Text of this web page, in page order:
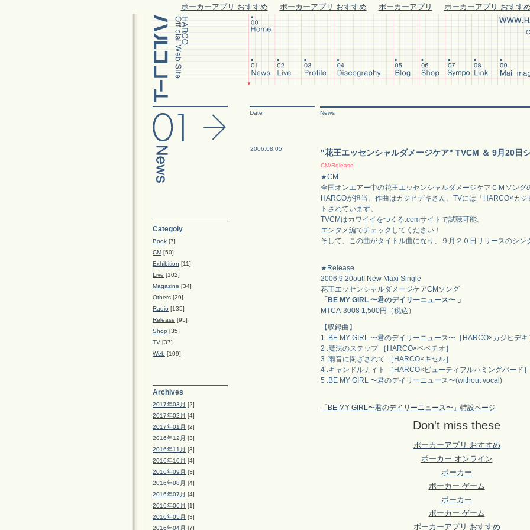
ポーカーアプリ おすすめ ポーカーアプリ おすすめ ポーカーアプリ ポーカーアプリ おすす
Categoly
Book [7]
CM [50]
Exhibition [11]
Live [102]
Magazine [34]
Others [29]
Radio [135]
Release [95]
Shop [35]
TV [37]
Web [109]
Archives
2017年03月 [2]
2017年02月 [4]
2017年01月 [2]
2016年12月 [3]
2016年11月 [3]
2016年10月 [4]
2016年09月 [3]
2016年08月 [4]
2016年07月 [4]
2016年06月 [1]
2016年05月 [3]
2016年04月 [7]
Date News
2006.08.05 "花王エッセンシャルダメージケア" TVCM ＆ 9月20日
CM/Release
★CM
全国オンエアー中の花王エッセンシャルダメージケアＣＭソング
HARCOが担当。作曲はカジヒデキさん。TVには「HARCO×カ
トされています。
TVCMはカワイイをつくる.comサイトで試聴可能。
エンタメ編でチェックしてください！
そして、この曲がタイトル曲になり、９月２０日リリースのシン
★Release
2006.9.20out! New Maxi Single
花王エッセンシャルダメージケアCMソング
「BE MY GIRL 〜君のデイリーニュース〜 」
MTCA-3008 1,500円（税込）
【収録曲】
1 .BE MY GIRL 〜君のデイリーニュース〜［HARCO×カジヒデキ
2 .魔法のステップ ［HARCO×ベベチオ］
3 .雨音に閉ざされて ［HARCO×キセル］
4 .キャンドルナイト ［HARCO×ビューティフルハミングバード］
5 .BE MY GIRL 〜君のデイリーニュース〜(without vocal)
「BE MY GIRL〜君のデイリーニュース〜」特設ページ
Don't miss these
ポーカーアプリ おすすめ
ポーカー オンライン
ポーカー
ポーカー ゲーム
ポーカー
ポーカー ゲーム
ポーカーアプリ おすすめ